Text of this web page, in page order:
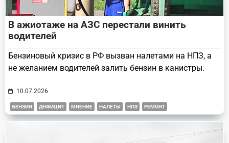
В ажиотаже на АЗС перестали винить
водителей
Бензиновый кризис в РФ вызван налетами на НПЗ, а
не желанием водителей залить бензин в канистры.
10.07.2026
БЕНЗИН ДНФИЦИТ МНЕНИЕ НАЛЕТЫ НПЗ РЕМОНТ